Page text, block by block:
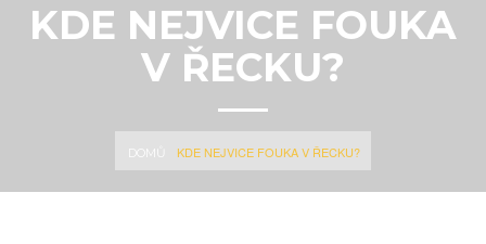
KDE NEJVICE FOUKA
V ŘECKU?
DOMŮ KDE NEJVICE FOUKA V ŘECKU?